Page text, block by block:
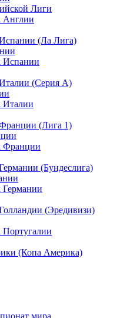
Лиги
Англии
(Ла Лига)
Испании
(Серия А)
Италии
(Лига 1)
Франции
(Бундеслига)
Германии
(Эредивизи)
Португалии
(Копа Америка)
мира